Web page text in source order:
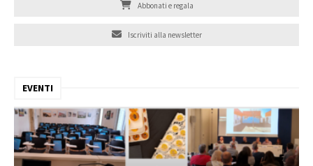
Abbonati e regala
Iscriviti alla newsletter
EVENTI